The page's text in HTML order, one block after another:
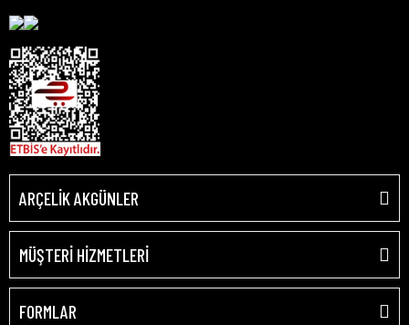
ARÇELİK AKGÜNLER
MÜŞTERİ HİZMETLERİ
FORMLAR